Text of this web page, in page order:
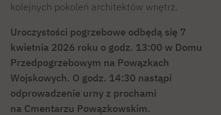
kolejnych pokoleń architektów wnętrz.
Uroczystości pogrzebowe odbędą się 7
kwietnia 2026 roku o godz. 13:00 w Domu
Przedpogrzebowym na Powązkach
Wojskowych. O godz. 14:30 nastąpi
odprowadzenie urny z prochami
na Cmentarzu Powązkowskim.